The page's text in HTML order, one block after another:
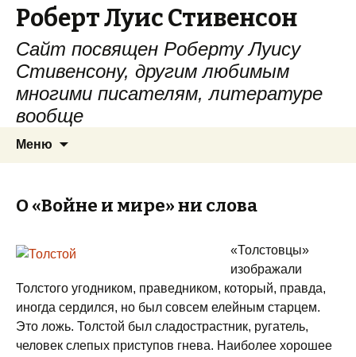
Роберт Луис Стивенсон
Сайт посвящен Роберту Луису
Стивенсону, другим любимым
многими писателям, литературе
вообще
Меню
О «Войне и мире» ни слова
«Толстовцы»
изображали
Толстого угодником, праведником, который, правда,
иногда сердился, но был совсем елейным старцем.
Это ложь. Толстой был сладострастник, ругатель,
человек слепых приступов гнева. Наиболее хорошее